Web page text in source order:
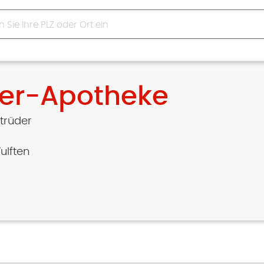
Apotheke